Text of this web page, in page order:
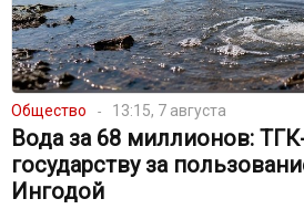
Общество 13:15, 7 августа
Вода за 68 миллионов:
государству за
Ингодой